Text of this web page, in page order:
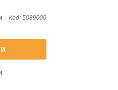
Код: 5089000